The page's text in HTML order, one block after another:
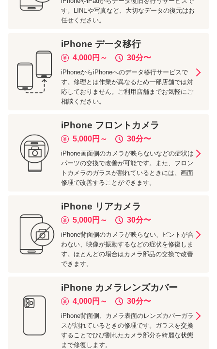
す。LINEや写真など、大切なデータの復元はお
任せください。
iPhone データ移行
4,000円～ 30分〜
iPhoneからiPhoneへのデータ移行サービスで
す。修理とは作業が異なるため一部店舗では対
応しておりません。ご利用店舗までお気軽にご
相談ください。
iPhone フロントカメラ
5,000円～ 30分〜
iPhone画面側のカメラが映らないなどの症状は
パーツの交換で改善が可能です。また、フロン
トカメラのガラスが割れているときには、画面
修理で改善することができます。
iPhone リアカメラ
5,000円～ 30分〜
iPhone背面側のカメラが映らない、ピントが合
わない、映像が振動するなどの症状を修復しま
す。ほとんどの場合はカメラ部品の交換で改善
できます。
iPhone カメラレンズカバー
4,000円～ 30分〜
iPhone背面側、カメラ表面のレンズカバーガラ
スが割れているときの修理です。ガラスを交換
することでひび割れたカメラ部分を綺麗な状態
まで修復します。